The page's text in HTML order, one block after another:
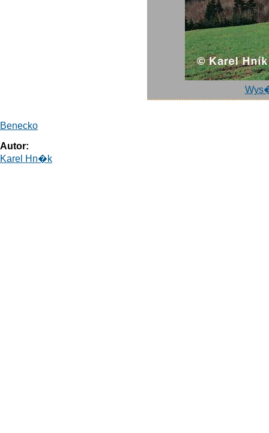
Benecko
Autor:
Karel Hn�k